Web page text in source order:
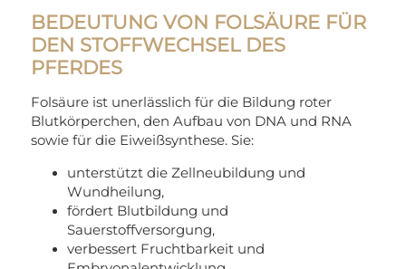
BEDEUTUNG VON FOLSÄURE FÜR
DEN STOFFWECHSEL DES
PFERDES
Folsäure ist unerlässlich für die Bildung roter
Blutkörperchen, den Aufbau von DNA und RNA
sowie für die Eiweißsynthese. Sie:
unterstützt die Zellneubildung und
Wundheilung,
fördert Blutbildung und
Sauerstoffversorgung,
verbessert Fruchtbarkeit und